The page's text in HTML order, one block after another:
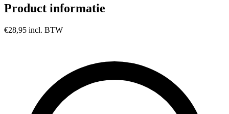
Product informatie
€28,95 incl. BTW